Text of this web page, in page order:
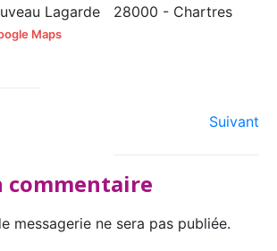
Lagarde 28000 - Chartres
Maps
Suivant
commentaire
messagerie ne sera pas publiée.